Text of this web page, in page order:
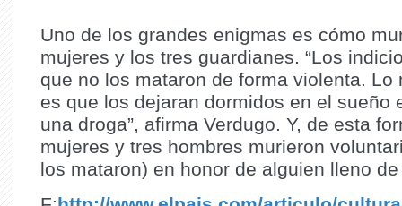
Uno de los grandes enigmas es cómo
mujeres y los tres guardianes. “Los
que no los mataron de forma violenta. Lo
es que los dejaran dormidos en el sueño
una droga”, afirma Verdugo. Y, de esta
mujeres y tres hombres murieron
los mataron) en honor de alguien lleno